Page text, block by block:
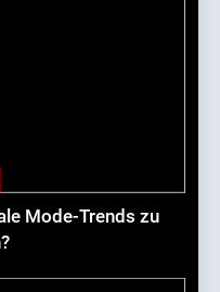
Mode-Trends zu